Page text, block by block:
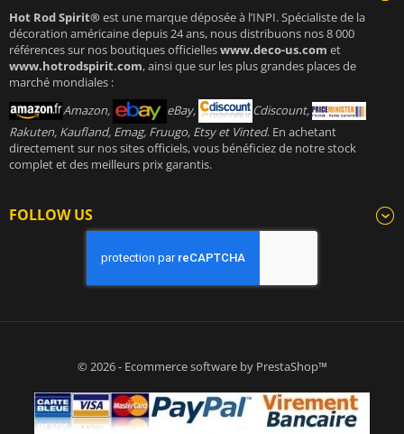
Hot Rod Spirit®est une marque déposée à l’INPI. Spécialiste de la
décoration américaine depuis 24 ans, nous distribuons nos 8 000
références sur nos boutiques officielleswww.deco-us.com et
www.hotrodspirit.com, ainsi que sur les plus grandes places de
marché mondiales :
Amazon,
eBay,
Cdiscount,
Rakuten, Kaufland, Emag, Fruugo, Etsy et Vinted. En achetant
directement sur nos sites officiels, vous bénéficiez de notre stock
complet et des meilleurs prix garantis.
FOLLOW US
© 2026 - Ecommerce software by PrestaShop™